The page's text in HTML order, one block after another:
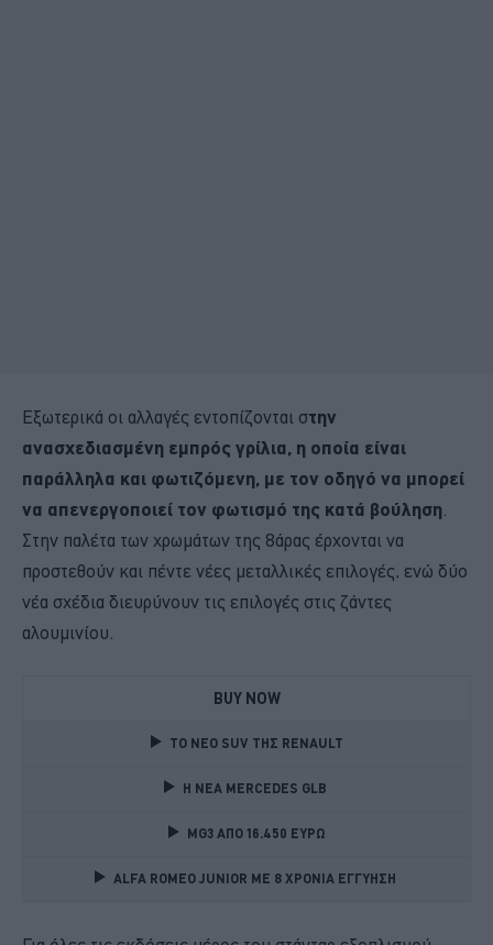
Εξωτερικά οι αλλαγές εντοπίζονται στην
ανασχεδιασμένη εμπρός γρίλια, η οποία είναι
παράλληλα και φωτιζόμενη, με τον οδηγό να μπορεί
να απενεργοποιεί τον φωτισμό της κατά βούληση
Στην παλέτα των χρωμάτων της 8άρας έρχονται να
προστεθούν και πέντε νέες μεταλλικές επιλογές, ενώ δύο
νέα σχέδια διευρύνουν τις επιλογές στις ζάντες
αλουμινίου.
BUY NOW
TO NEO SUV ΤΗΣ RENAULT
Η ΝΕΑ MERCEDES GLB
MG3 ΑΠΟ 16.450 ΕΥΡΩ
ALFA ROMEO JUNIOR ME 8 ΧΡΟΝΙΑ ΕΓΓΥΗΣΗ